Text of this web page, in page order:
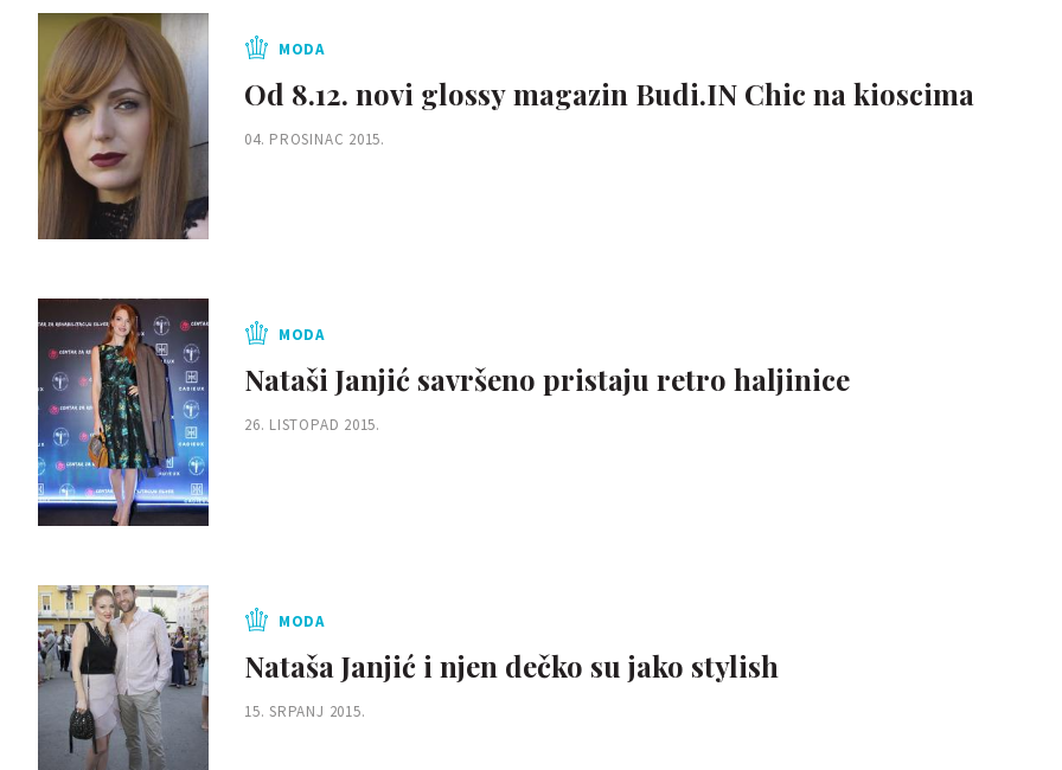
MODA
Od 8.12. novi glossy magazin Budi.IN Chic na kioscima
04. PROSINAC 2015.
MODA
Nataši Janjić savršeno pristaju retro haljinice
26. LISTOPAD 2015.
MODA
Nataša Janjić i njen dečko su jako stylish
15. SRPANJ 2015.